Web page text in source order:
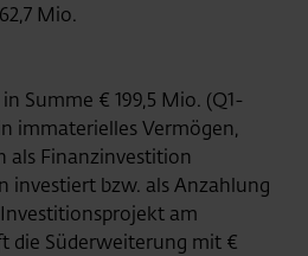
Mio.
Summe € 199,5 Mio. (Q1-
immaterielles Vermögen,
als Finanzinvestition
investiert bzw. als Anzahlung
am
die Süderweiterung mit €